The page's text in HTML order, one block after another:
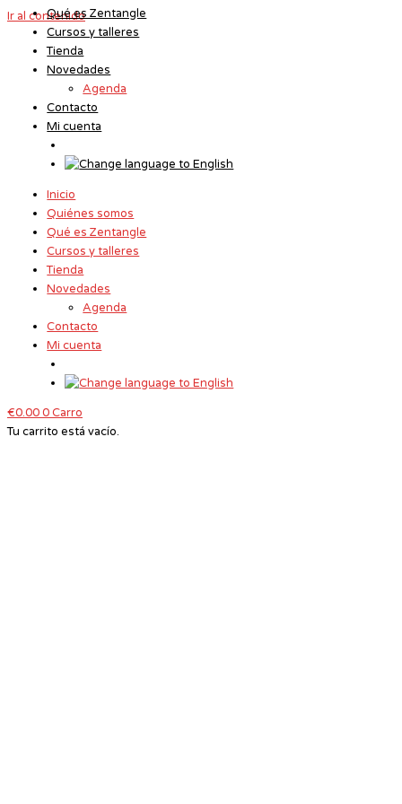
Ir al contenidoQué es Zentangle
Cursos y talleres
Tienda
Novedades
Agenda
Contacto
Mi cuenta
Inicio
Quiénes somos
Qué es Zentangle
Cursos y talleres
Tienda
Novedades
Agenda
Contacto
Mi cuenta
€0.000Carro
Tu carrito está vacío.